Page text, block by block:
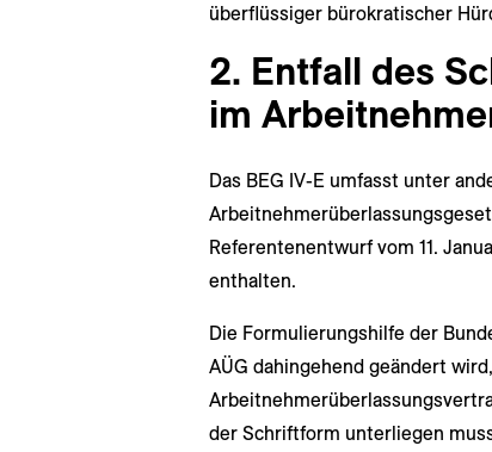
überflüssiger bürokratischer
2. Entfall des
im
Das BEG IV-E umfasst unter
Referentenentwurf vom 11.
enthalten.
Die Formulierungshilfe der
AÜG dahingehend geändert
der Schriftform unterliegen